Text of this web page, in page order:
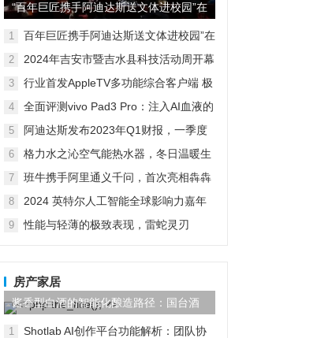
“百年巨匠携手阿迪达斯送文体进校园”在
京启动
1
百年巨匠携手阿迪达斯送文体进校园”在
2
2024年吉安市暨吉水县科技活动周开幕
3
行业首发AppleTV多功能综合客户端 极
4
全面评测vivo Pad3 Pro：注入AI血液的
5
阿迪达斯发布2023年Q1财报，一季度
6
格力水之沁空气能热水器，冬日温暖生
7
班牛携手阿里通义千问，首次亮相犇犇
满落幕
8
2024 英特尔人工智能全球影响力嘉年
9
性能与轻薄的极致表现，雷蛇灵刃
房产家居
酱香型白酒的智能化酿造路径：国台酒
的技术积累与产品布局
1
Shotlab AI创作平台功能解析：团队协